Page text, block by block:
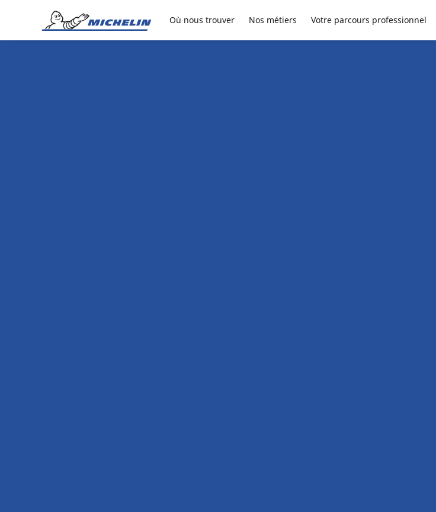
Où nous trouver Nos métiers Votre parcours professionnel